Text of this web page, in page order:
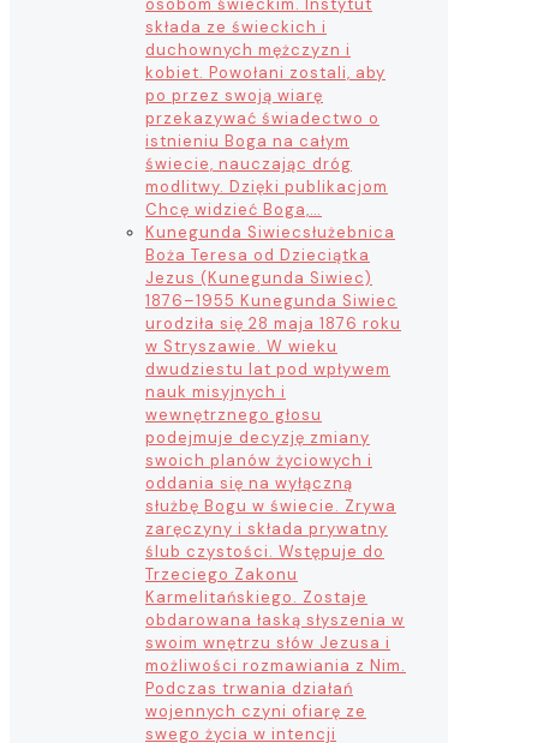
składa ze świeckich i
duchownych mężczyzn i
kobiet. Powołani zostali, aby
po przez swoją wiarę
przekazywać świadectwo o
istnieniu Boga na całym
świecie, nauczając dróg
modlitwy. Dzięki publikacjom
Chcę widzieć Boga,…
Kunegunda Siwiecsłużebnica
Boża Teresa od Dzieciątka
Jezus (Kunegunda Siwiec)
1876–1955 Kunegunda Siwiec
urodziła się 28 maja 1876 roku
w Stryszawie. W wieku
dwudziestu lat pod wpływem
nauk misyjnych i
wewnętrznego głosu
podejmuje decyzję zmiany
swoich planów życiowych i
oddania się na wyłączną
służbę Bogu w świecie. Zrywa
zaręczyny i składa prywatny
ślub czystości. Wstępuje do
Trzeciego Zakonu
Karmelitańskiego. Zostaje
obdarowana łaską słyszenia w
swoim wnętrzu słów Jezusa i
możliwości rozmawiania z Nim.
Podczas trwania działań
wojennych czyni ofiarę ze
swego życia w intencji